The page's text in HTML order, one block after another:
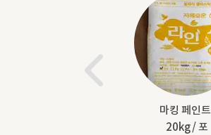
마킹 페인트
20kg / 포